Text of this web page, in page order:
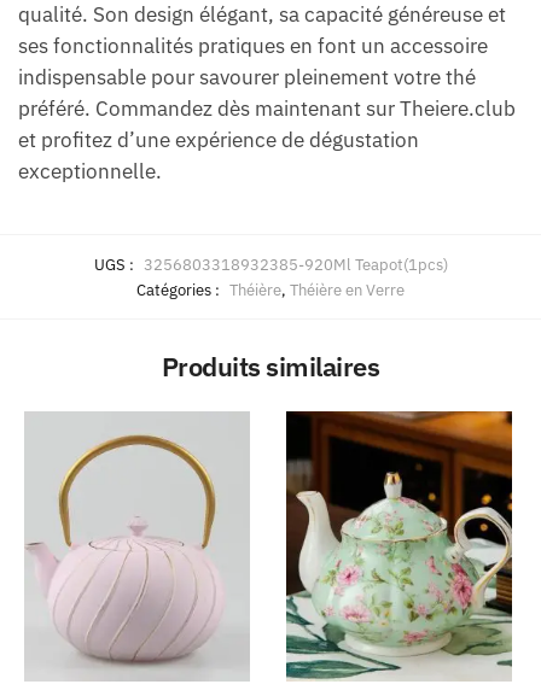
qualité. Son design élégant, sa capacité généreuse et
ses fonctionnalités pratiques en font un accessoire
indispensable pour savourer pleinement votre thé
préféré. Commandez dès maintenant sur Theiere.club
et profitez d’une expérience de dégustation
exceptionnelle.
UGS : 3256803318932385-920Ml Teapot(1pcs)
Catégories : Théière, Théière en Verre
Produits similaires